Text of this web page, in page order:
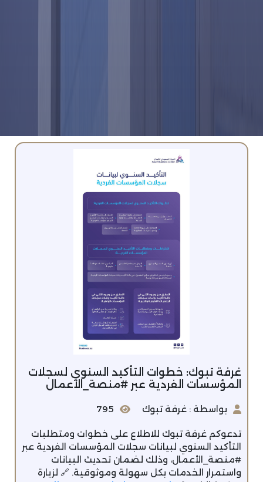
غرفة تبوك: خطوات التأكيد السنوي لسجلات
المؤسسات الفردية عبر #منصة_الأعمال
بواسطة : غرفة تبوك 795
تدعوكم غرفة تبوك للاطلاع على خطوات ومتطلبات
التأكيد السنوي لبيانات سجلات المؤسسات الفردية عبر
#منصة_الأعمال، وذلك لضمان تحديث البيانات
واستمرار الخدمات بكل سهولة وموثوقية. 🔗 لزيارة